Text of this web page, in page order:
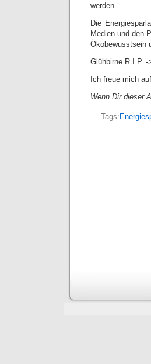
werden.
Die
Medien und den
Ökobewusstsein
Glühbirne R.I.P.
Ich freue mich
Wenn Dir dieser
Tags: